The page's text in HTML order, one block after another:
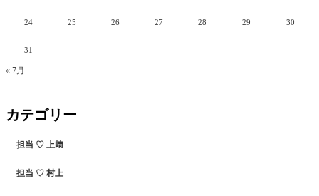
24 25 26 27 28 29 30
31
« 7月
カテゴリー
担当 ♡ 上﨑
担当 ♡ 村上